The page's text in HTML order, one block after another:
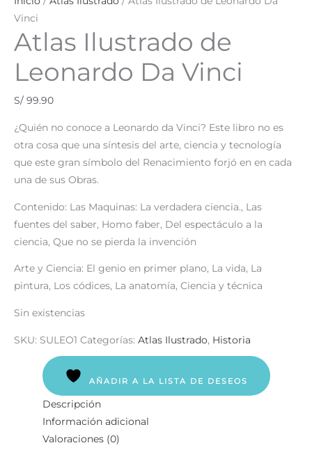
Vinci
Atlas Ilustrado de
Leonardo Da Vinci
S/ 99.90
¿Quién no conoce a Leonardo da Vinci? Este libro no es
otra cosa que una síntesis del arte, ciencia y tecnología
que este gran símbolo del Renacimiento forjó en en cada
una de sus Obras.
Contenido: Las Maquinas: La verdadera ciencia., Las
fuentes del saber, Homo faber, Del espectáculo a la
ciencia, Que no se pierda la invención
Arte y Ciencia: El genio en primer plano, La vida, La
pintura, Los códices, La anatomía, Ciencia y técnica
Sin existencias
SKU: SULEO1 Categorías: Atlas Ilustrado, Historia
AÑADIR A LA LISTA DE DESEOS
Descripción
Información adicional
Valoraciones (0)